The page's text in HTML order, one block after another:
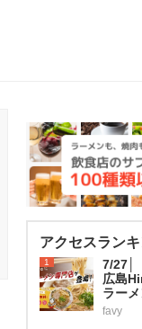
アクセスラン
1
7/27│
広島
ラー
favy